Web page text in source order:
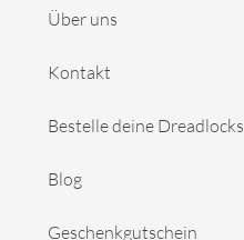
Über uns
Kontakt
Bestelle deine Dreadlocks
Blog
Geschenkgutschein